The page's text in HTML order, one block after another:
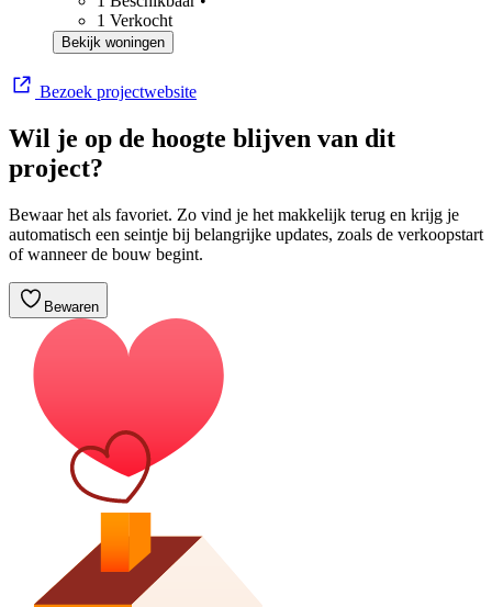
1 Verkocht
Bekijk woningen
Bezoek projectwebsite
Wil je op de hoogte blijven van dit
project?
Bewaar het als favoriet. Zo vind je het makkelijk terug en krijg je
automatisch een seintje bij belangrijke updates, zoals de verkoopstart
of wanneer de bouw begint.
Bewaren